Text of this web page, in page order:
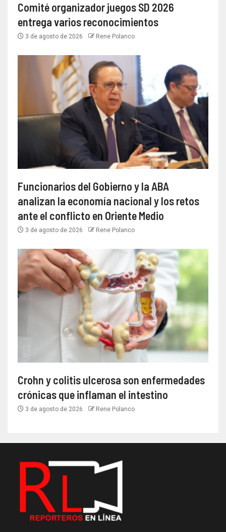
Comité organizador juegos SD 2026
entrega varios reconocimientos
3 de agosto de 2026 Rene Polanco
Funcionarios del Gobierno y la ABA
analizan la economía nacional y los retos
ante el conflicto en Oriente Medio
3 de agosto de 2026 Rene Polanco
Crohn y colitis ulcerosa son enfermedades
crónicas que inflaman el intestino
3 de agosto de 2026 Rene Polanco